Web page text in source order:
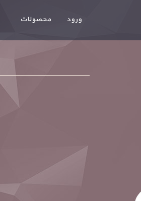
ورود محصولات